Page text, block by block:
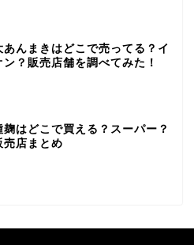
あんまきはどこで売ってる？イ
ン？販売店舗を調べてみた！
麹はどこで買える？スーパー？
売店まとめ